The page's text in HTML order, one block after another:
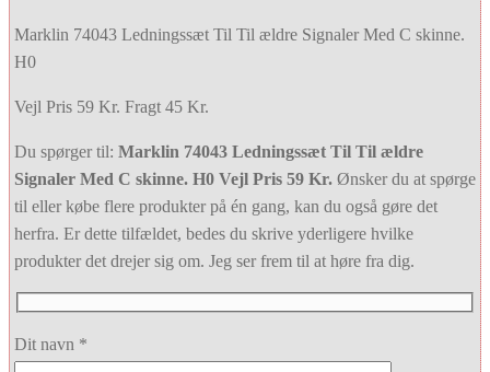
Marklin 74043 Ledningssæt Til Til ældre Signaler Med C skinne.
H0
Vejl Pris 59 Kr. Fragt 45 Kr.
Du spørger til: Marklin 74043 Ledningssæt Til Til ældre
Signaler Med C skinne. H0 Vejl Pris 59 Kr. Ønsker du at spørge
til eller købe flere produkter på én gang, kan du også gøre det
herfra. Er dette tilfældet, bedes du skrive yderligere hvilke
produkter det drejer sig om. Jeg ser frem til at høre fra dig.
Dit navn *